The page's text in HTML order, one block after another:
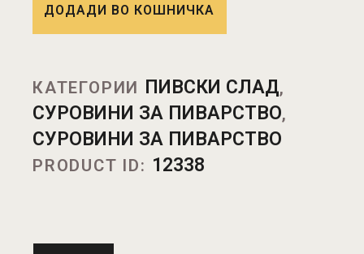
ДОДАДИ ВО КОШНИЧКА
КАТЕГОРИИ ПИВСКИ СЛАД,
СУРОВИНИ ЗА ПИВАРСТВО,
СУРОВИНИ ЗА ПИВАРСТВО
PRODUCT ID: 12338